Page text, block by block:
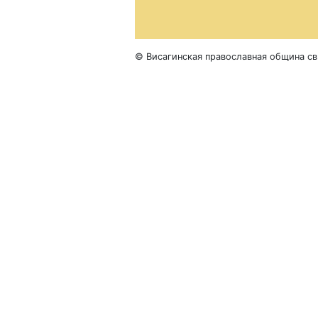
© Висагинская православная община